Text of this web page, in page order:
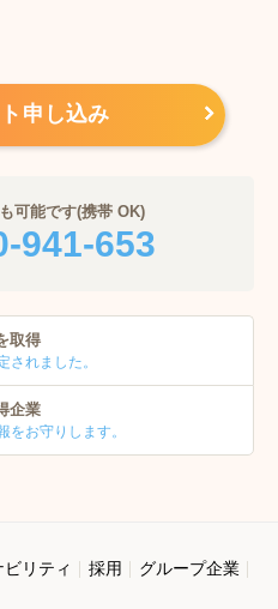
申し込み
可能です(携帯 OK)
941-653
取得
されました。
企業
をお守りします。
リティ 採用
グループ企業